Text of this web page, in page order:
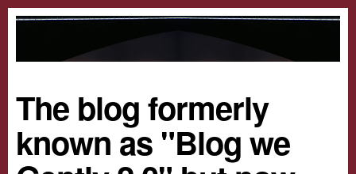
The blog formerly
known as "Blog we